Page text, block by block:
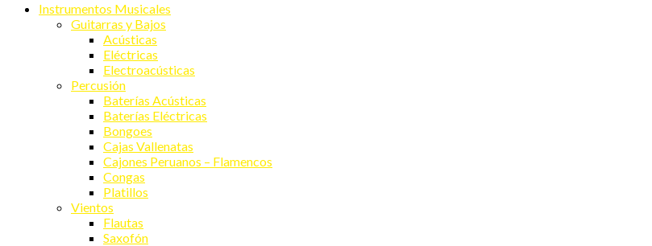
Instrumentos Musicales
Guitarras y Bajos
Acústicas
Eléctricas
Electroacústicas
Percusión
Baterías Acústicas
Baterías Eléctricas
Bongoes
Cajas Vallenatas
Cajones Peruanos – Flamencos
Congas
Platillos
Vientos
Flautas
Saxofón